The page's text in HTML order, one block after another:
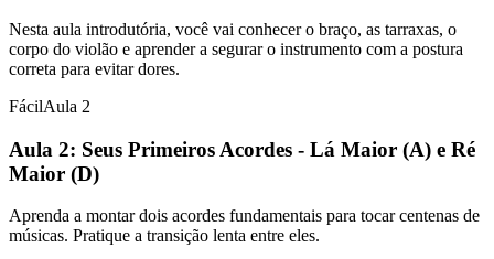
Nesta aula introdutória, você vai conhecer o braço, as tarraxas, o
corpo do violão e aprender a segurar o instrumento com a postura
correta para evitar dores.
FácilAula 2
Aula 2: Seus Primeiros Acordes - Lá Maior (A) e Ré
Maior (D)
Aprenda a montar dois acordes fundamentais para tocar centenas de
músicas. Pratique a transição lenta entre eles.